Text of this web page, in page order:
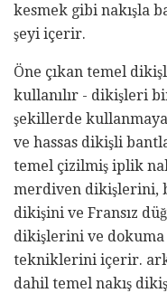
kesmek gibi nakışla
şeyi içerir.
Öne çıkan temel
kullanılır - dikişleri
şekillerde kullanmaya
ve hassas dikişli
temel çizilmiş iplik
merdiven dikişlerini,
dikişini ve Fransız
dikişlerini ve
tekniklerini içerir.
dahil temel nakış